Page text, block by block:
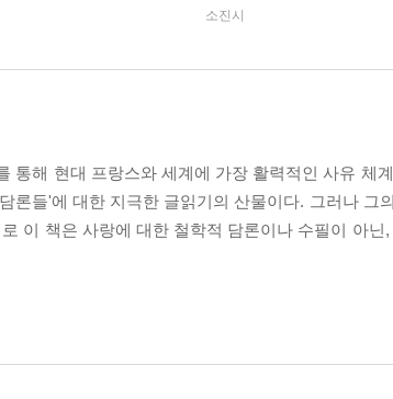
소진시
해 현대 프랑스와 세계에 가장 활력적인 사유 체
론들'에 대한 지극한 글읽기의 산물이다. 그러나 그
이 책은 사랑에 대한 철학적 담론이나 수필이 아닌